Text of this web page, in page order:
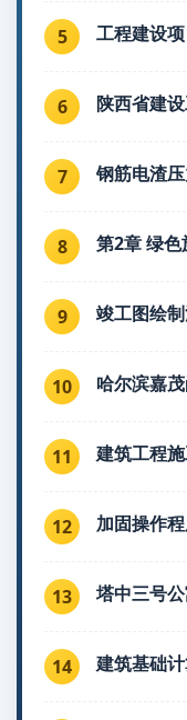
5 工程建设
6 陕西省建
7 钢筋电渣
8 第2章 绿
9 竣工图绘
10 哈尔滨嘉
11 建筑工程
12 加固操作
13 塔中三号
14 建筑基础